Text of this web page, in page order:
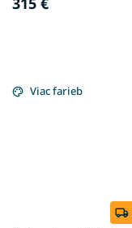
Viac farieb